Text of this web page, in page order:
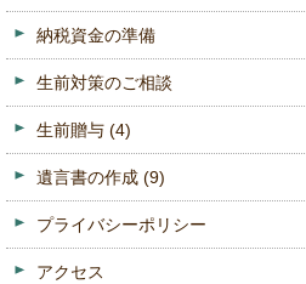
納税資金の準備
生前対策のご相談
生前贈与 (4)
遺言書の作成 (9)
プライバシーポリシー
アクセス